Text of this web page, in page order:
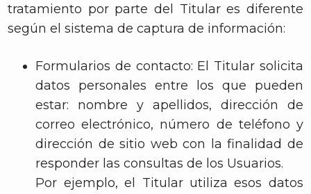
tratamiento por parte del Titular es diferente
según el sistema de captura de información:
Formularios de contacto: El Titular solicita
datos personales entre los que pueden
estar: nombre y apellidos, dirección de
correo electrónico, número de teléfono y
dirección de sitio web con la finalidad de
responder las consultas de los Usuarios.
Por ejemplo, el Titular utiliza esos datos